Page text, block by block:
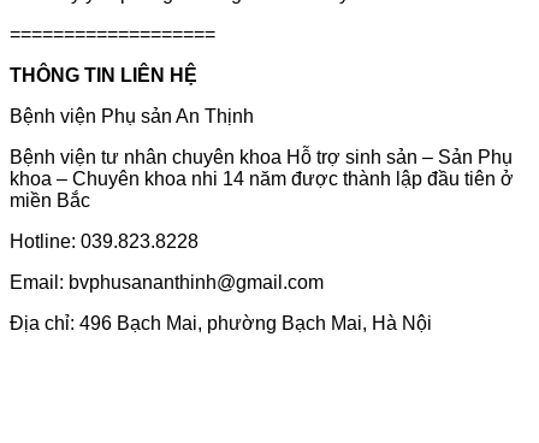
===================
THÔNG TIN LIÊN HỆ
Bệnh viện Phụ sản An Thịnh
Bệnh viện tư nhân chuyên khoa Hỗ trợ sinh sản – Sản Phụ
khoa – Chuyên khoa nhi 14 năm được thành lập đầu tiên ở
miền Bắc
Hotline: 039.823.8228
Email: bvphusananthinh@gmail.com
Địa chỉ: 496 Bạch Mai, phường Bạch Mai, Hà Nội